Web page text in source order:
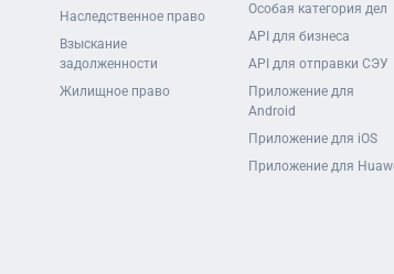
Наследственное право
Взыскание
задолженности
Жилищное право
Особая категория дел
API для бизнеса
API для отправки СЭУ
Приложение для
Android
Приложение для iOS
Приложение для